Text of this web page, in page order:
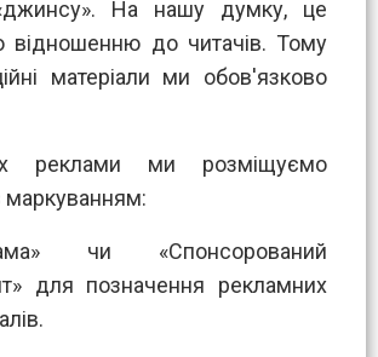
На нашу думку, це
відношенню до читачів. Тому
матеріали ми обов'язково
реклами ми розміщуємо
маркуванням:
чи «Спонсорований
для позначення рекламних